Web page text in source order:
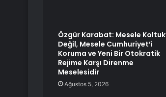
Özgür Karabat: Mesele Koltuk
Değil, Mesele Cumhuriyet’i
Koruma ve Yeni Bir Otokratik
Rejime Karşı Direnme
Meselesidir
Ağustos 5, 2026